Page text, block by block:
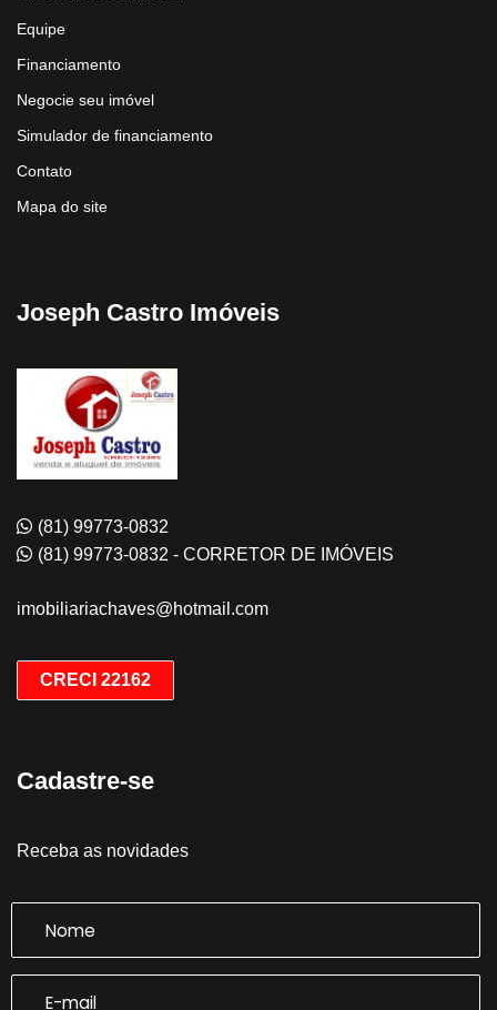
Equipe
Financiamento
Negocie seu imóvel
Simulador de financiamento
Contato
Mapa do site
Joseph Castro Imóveis
(81) 99773-0832
(81) 99773-0832 - CORRETOR DE IMÓVEIS
imobiliariachaves@hotmail.com
CRECI 22162
Cadastre-se
Receba as novidades